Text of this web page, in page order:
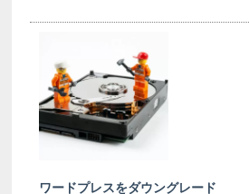
ワードプレスをダウングレード